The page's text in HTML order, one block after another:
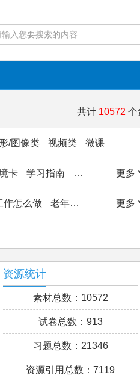
共计 10572 个
/图像类 视频类 微课
卡 学习指南 学生作品 实验
更多
作怎么做 老年社会工作 社会
更多
资源统计
素材总数：10572
试卷总数：913
习题总数：21346
资源引用总数：7119